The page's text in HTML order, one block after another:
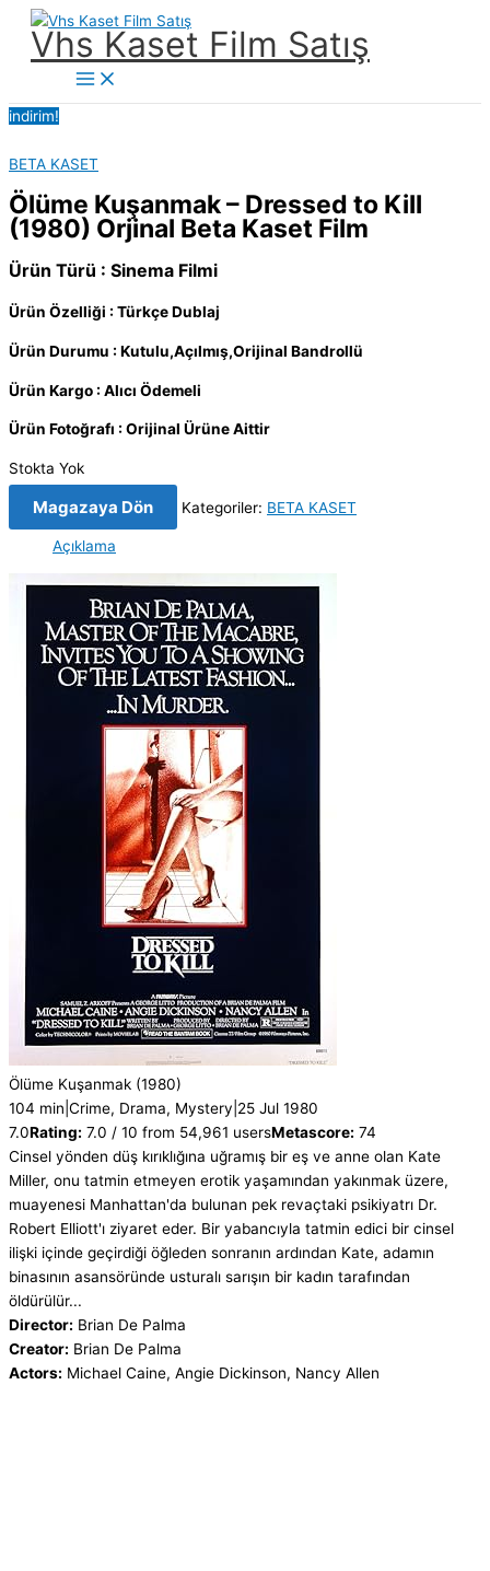
İçeriğe
Vhs Kaset Film Satış
Main
Menu
indirim!
BETA KASET
Ölüme Kuşanmak – Dressed to Kill
(1980) Orjinal Beta Kaset Film
Ürün Türü : Sinema Filmi
Ürün Özelliği : Türkçe Dublaj
Ürün Durumu : Kutulu,Açılmış,Orijinal Bandrollü
Ürün Kargo : Alıcı Ödemeli
Ürün Fotoğrafı : Orijinal Ürüne Aittir
Stokta Yok
Magazaya Dön Kategoriler: BETA KASET
Açıklama
Ölüme Kuşanmak (1980)
104 min Crime, Drama, Mystery 25 Jul 1980
7.0Rating: 7.0 / 10 from 54,961 usersMetascore: 74
Cinsel yönden düş kırıklığına uğramış bir eş ve anne olan Kate
Miller, onu tatmin etmeyen erotik yaşamından yakınmak üzere,
muayenesi Manhattan'da bulunan pek revaçtaki psikiyatrı Dr.
Robert Elliott'ı ziyaret eder. Bir yabancıyla tatmin edici bir cinsel
ilişki içinde geçirdiği öğleden sonranın ardından Kate, adamın
binasının asansöründe usturalı sarışın bir kadın tarafından
öldürülür...
Director: Brian De Palma
Creator: Brian De Palma
Actors: Michael Caine, Angie Dickinson, Nancy Allen